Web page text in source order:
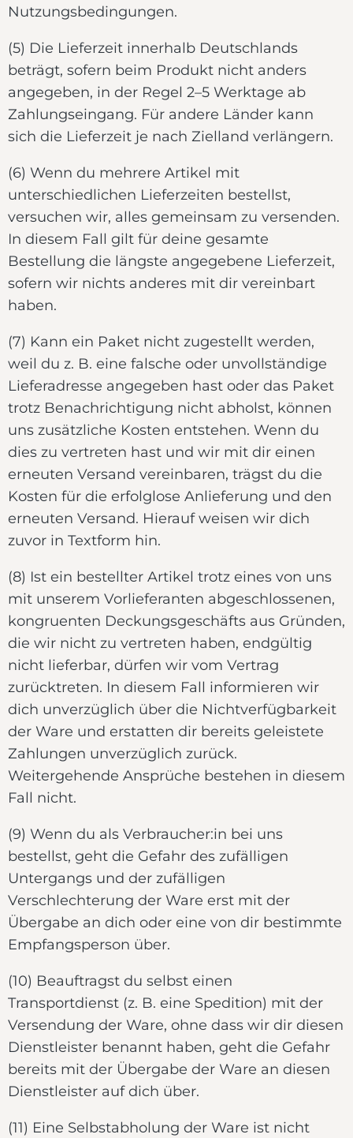
Nutzungsbedingungen.
(5) Die Lieferzeit innerhalb Deutschlands
beträgt, sofern beim Produkt nicht anders
angegeben, in der Regel 2–5 Werktage ab
Zahlungseingang. Für andere Länder kann
sich die Lieferzeit je nach Zielland verlängern.
(6) Wenn du mehrere Artikel mit
unterschiedlichen Lieferzeiten bestellst,
versuchen wir, alles gemeinsam zu versenden.
In diesem Fall gilt für deine gesamte
Bestellung die längste angegebene Lieferzeit,
sofern wir nichts anderes mit dir vereinbart
haben.
(7) Kann ein Paket nicht zugestellt werden,
weil du z. B. eine falsche oder unvollständige
Lieferadresse angegeben hast oder das Paket
trotz Benachrichtigung nicht abholst, können
uns zusätzliche Kosten entstehen. Wenn du
dies zu vertreten hast und wir mit dir einen
erneuten Versand vereinbaren, trägst du die
Kosten für die erfolglose Anlieferung und den
erneuten Versand. Hierauf weisen wir dich
zuvor in Textform hin.
(8) Ist ein bestellter Artikel trotz eines von uns
mit unserem Vorlieferanten abgeschlossenen,
kongruenten Deckungsgeschäfts aus Gründen,
die wir nicht zu vertreten haben, endgültig
nicht lieferbar, dürfen wir vom Vertrag
zurücktreten. In diesem Fall informieren wir
dich unverzüglich über die Nichtverfügbarkeit
der Ware und erstatten dir bereits geleistete
Zahlungen unverzüglich zurück.
Weitergehende Ansprüche bestehen in diesem
Fall nicht.
(9) Wenn du als Verbraucher:in bei uns
bestellst, geht die Gefahr des zufälligen
Untergangs und der zufälligen
Verschlechterung der Ware erst mit der
Übergabe an dich oder eine von dir bestimmte
Empfangsperson über.
(10) Beauftragst du selbst einen
Transportdienst (z. B. eine Spedition) mit der
Versendung der Ware, ohne dass wir dir diesen
Dienstleister benannt haben, geht die Gefahr
bereits mit der Übergabe der Ware an diesen
Dienstleister auf dich über.
(11) Eine Selbstabholung der Ware ist nicht